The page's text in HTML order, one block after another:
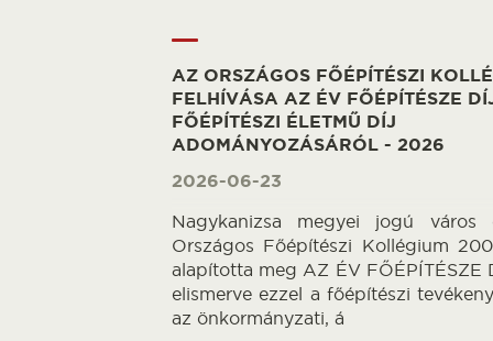
AZ ORSZÁGOS FŐÉPÍTÉSZI
FELHÍVÁSA AZ ÉV FŐÉPÍTÉSZE
FŐÉPÍTÉSZI ÉLETMŰ DÍJ
ADOMÁNYOZÁSÁRÓL - 2026
2026-06-23
Nagykanizsa megyei jogú város
Országos Főépítészi Kollégium
alapította meg AZ ÉV FŐÉPÍTÉSZE
elismerve ezzel a főépítészi
az önkormányzati, á